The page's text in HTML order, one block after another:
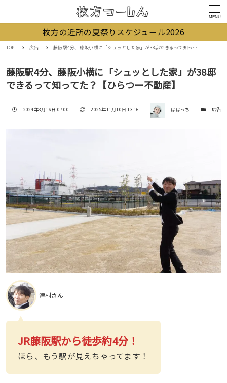
MENU
枚方の近所の夏祭りスケジュール2026
TOP 広告 藤阪駅4分、藤阪小横に「シュッとした家」が38邸できるって知ってた？【ひらつー不動産】
藤阪駅4分、藤阪小横に「シュッとした家」が38邸
できるって知ってた？【ひらつー不動産】
投稿日
2024年3月16日 07:00 更新日
2025年11月10日 13:16 著者 ばばっち カテゴリー
広告
津村さん
JR藤阪駅から徒歩約4分！
ほら、もう駅が見えちゃってます！